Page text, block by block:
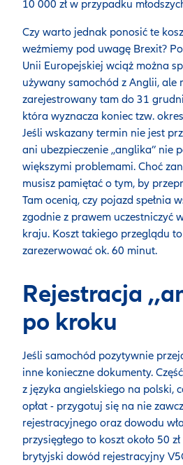
10 000 zł w przypadku
Czy warto jednak ponosić te
weźmiemy pod uwagę Brexit?
Unii Europejskiej wciąż można
używany samochód z Anglii, ale
zarejestrowany tam do 31
która wyznacza koniec tzw.
Jeśli wskazany termin nie jest
ani ubezpieczenie ,,anglika’’ nie
większymi problemami. Choć
musisz pamiętać o tym, by
Tam ocenią, czy pojazd spełnia
zgodnie z prawem uczestniczyć
kraju. Koszt takiego przeglądu
zarezerwować ok. 60 minut.
Rejestracja
po kroku
Jeśli samochód pozytywnie
inne konieczne dokumenty.
z języka angielskiego na polski,
opłat - przygotuj się na nie
rejestracyjnego oraz dowodu
przysięgłego to koszt około 50
brytyjski dowód rejestracyjny